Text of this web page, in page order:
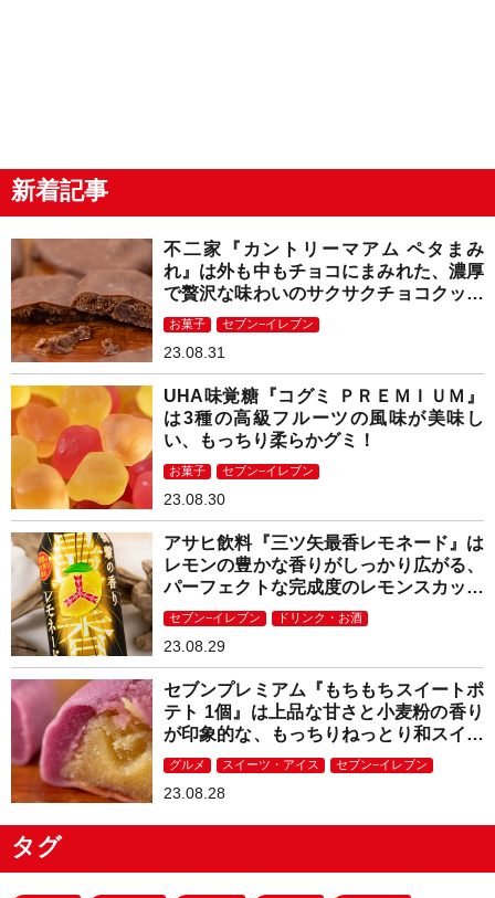
新着記事
不二家『カントリーマアム ペタまみ
れ』は外も中もチョコにまみれた、濃厚
で贅沢な味わいのサクサクチョコクッキ
ー！
お菓子 セブン−イレブン
23.08.31
UHA味覚糖『コグミ ＰＲＥＭＩＵＭ』
は3種の高級フルーツの風味が美味し
い、もっちり柔らかグミ！
お菓子 セブン−イレブン
23.08.30
アサヒ飲料『三ツ矢最香レモネード』は
レモンの豊かな香りがしっかり広がる、
パーフェクトな完成度のレモンスカッシ
ュ！
セブン−イレブン ドリンク・お酒
23.08.29
セブンプレミアム『もちもちスイートポ
テト 1個』は上品な甘さと小麦粉の香り
が印象的な、もっちりねっとり和スイー
ツ！
グルメ スイーツ・アイス セブン−イレブン
23.08.28
タグ